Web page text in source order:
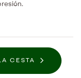
CESTA